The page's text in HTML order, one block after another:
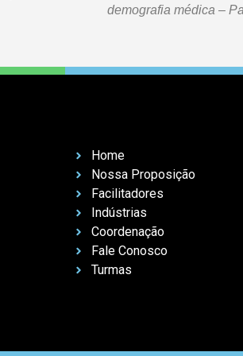
demografia médica –
Home
Nossa Proposição
Facilitadores
Indústrias
Coordenação
Fale Conosco
Turmas